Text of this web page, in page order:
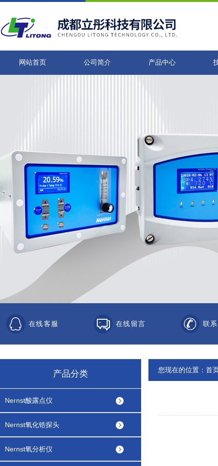
网站首页 公司简介 产品中心
在线客服 在线留言 联
产品分类
Nernst酸露点仪
Nernst氧化锆探头
Nernst氧分析仪
您现在的位置： 首